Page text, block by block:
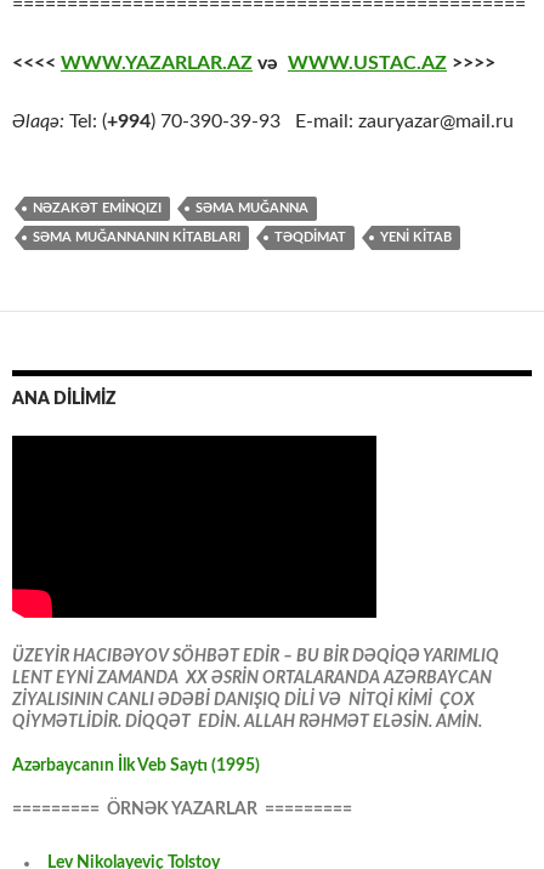
===============================================
<<<< WWW.YAZARLAR.AZ və WWW.USTAC.AZ >>>>
Əlaqə: Tel: (+994) 70-390-39-93 E-mail: zauryazar@mail.ru
NƏZAKƏT EMİNQIZI SƏMA MUĞANNA
SƏMA MUĞANNANIN KİTABLARI TƏQDİMAT YENİ KİTAB
ANA DİLİMİZ
ÜZEYİR HACIBƏYOV SÖHBƏT EDİR – BU BİR DƏQİQƏ YARIMLIQ
LENT EYNİ ZAMANDA XX ƏSRİN ORTALARANDA AZƏRBAYCAN
ZİYALISININ CANLI ƏDƏBİ DANIŞIQ DİLİ VƏ NİTQİ KİMİ ÇOX
QİYMƏTLİDİR. DİQQƏT EDİN. ALLAH RƏHMƏT ELƏSİN. AMİN.
Azərbaycanın İlk Veb Saytı (1995)
========= ÖRNƏK YAZARLAR =========
Lev Nikolayeviç Tolstoy